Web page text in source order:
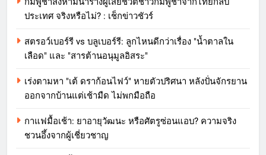
ประเทศ จริงหรือไม่? : เช็กข่าวชัวร์
สตรอว์เบอร์รี vs บลูเบอร์รี: ลูกไหนดีกว่าเรื่อง "น้ำตาลใน
เลือด" และ "สารต้านอนุมูลอิสระ"
เร่งตามหา "เต้ ดราก้อนไฟว์" หายตัวปริศนา หลังปั่นจักรยาน
ออกจากบ้านแต่เช้ามืด ไม่พกมือถือ
กาแฟมื้อเช้า: ยาอายุวัฒนะ หรือศัตรูซ่อนแอบ? ความจริง
ชวนอึ้งจากผู้เชี่ยวชาญ